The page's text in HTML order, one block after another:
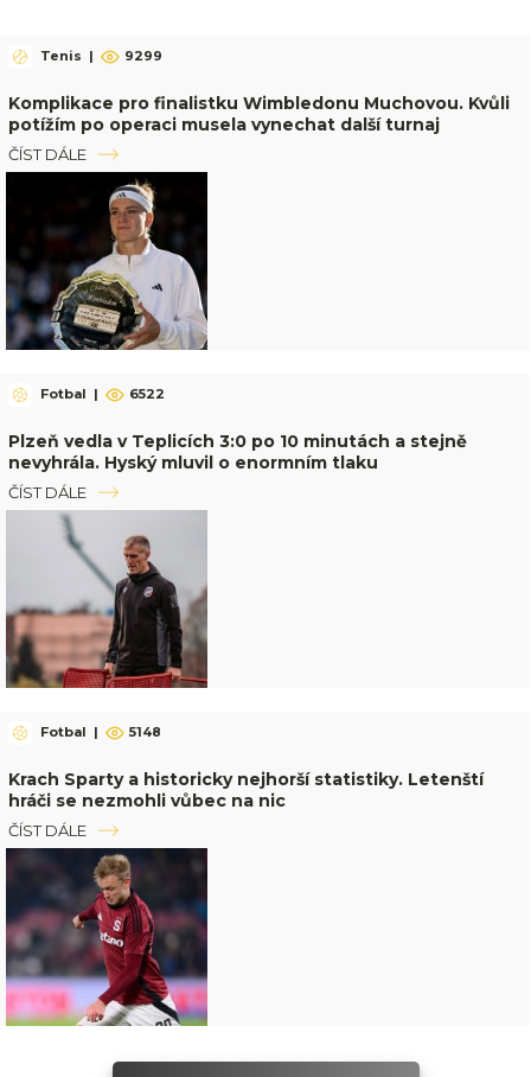
Tenis | 9299
Komplikace pro finalistku Wimbledonu Muchovou. Kvůli
potížím po operaci musela vynechat další turnaj
ČÍST DÁLE
Fotbal | 6522
Plzeň vedla v Teplicích 3:0 po 10 minutách a stejně
nevyhrála. Hyský mluvil o enormním tlaku
ČÍST DÁLE
Fotbal | 5148
Krach Sparty a historicky nejhorší statistiky. Letenští
hráči se nezmohli vůbec na nic
ČÍST DÁLE